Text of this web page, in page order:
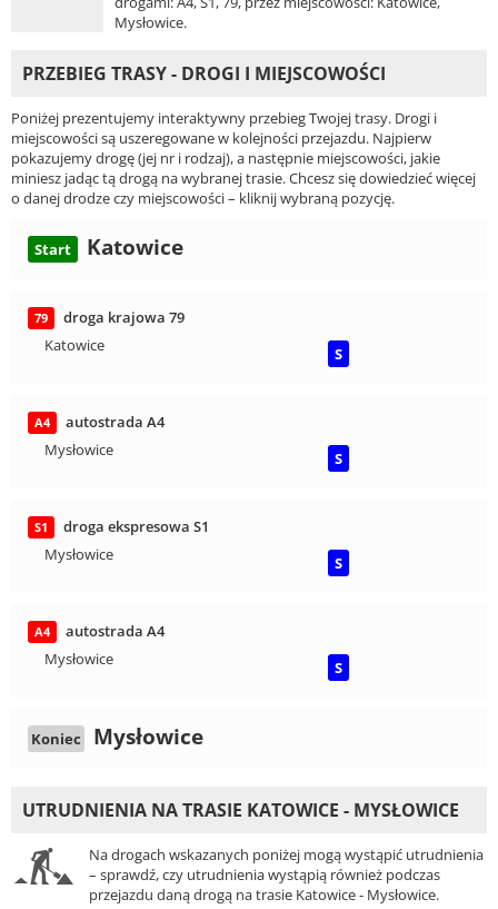
Mysłowice.
PRZEBIEG TRASY - DROGI I MIEJSCOWOŚCI
Poniżej prezentujemy interaktywny przebieg Twojej trasy. Drogi i
miejscowości są uszeregowane w kolejności przejazdu. Najpierw
pokazujemy drogę (jej nr i rodzaj), a następnie miejscowości, jakie
miniesz jadąc tą drogą na wybranej trasie. Chcesz się dowiedzieć więcej
o danej drodze czy miejscowości – kliknij wybraną pozycję.
Start Katowice
79
droga krajowa 79
Katowice
S
A4
autostrada A4
Mysłowice
S
S1
droga ekspresowa S1
Mysłowice
S
A4
autostrada A4
Mysłowice
S
Koniec Mysłowice
UTRUDNIENIA NA TRASIE KATOWICE - MYSŁOWICE
Na drogach wskazanych poniżej mogą wystąpić utrudnienia
– sprawdź, czy utrudnienia wystąpią również podczas
przejazdu daną drogą na trasie Katowice - Mysłowice.